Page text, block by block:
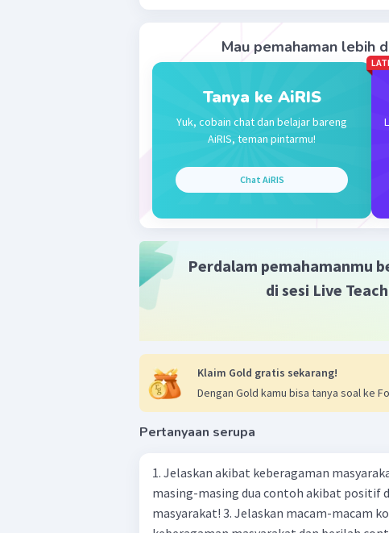
Beri Rating·0.0(0) Balas
25 Juli 2025 13:33
Setiap atom H butuh1 elektron
kestabilan (duet → 2e⁻ seperti
terbentuk
🔬 Struktur Lewis H₂:
Keterangan:Titik dua (:)
Mau pemahaman lebih
Tanya ke AiRIS
Yuk, cobain chat dan belajar bareng
AiRIS, teman pintarmu!
Chat AiRIS
Perdalam pemahamanmu
di sesi Live
Klaim Gold gratis sekarang!
Dengan Gold kamu bisa tanya soal ke
Pertanyaan serupa
1. Jelaskan akibat keberagaman masyarakat Indonesia! 2.
masing-masing dua contoh akibat positif
masyarakat! 3. Jelaskan macam-macam konflik yang terjadi akibat